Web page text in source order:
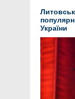
України